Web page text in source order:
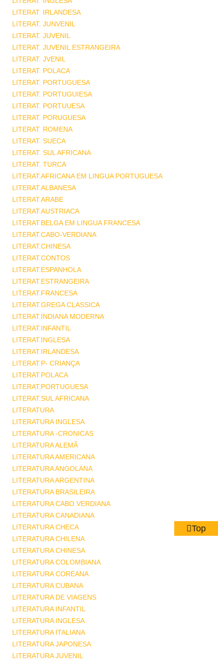
LITERAT. IRLANDESA
LITERAT. JUNVENIL
LITERAT. JUVENIL
LITERAT. JUVENIL ESTRANGEIRA
LITERAT. JVENIL
LITERAT. POLACA
LITERAT. PORTUGUESA
LITERAT. PORTUGUIESA
LITERAT. PORTUUESA
LITERAT. PORUGUESA
LITERAT. ROMENA
LITERAT. SUECA
LITERAT. SUL AFRICANA
LITERAT. TURCA
LITERAT.AFRICANA EM LINGUA PORTUGUESA
LITERAT.ALBANESA
LITERAT.ARABE
LITERAT.AUSTRIACA
LITERAT.BELGA EM LINGUA FRANCESA
LITERAT.CABO-VERDIANA
LITERAT.CHINESA
LITERAT.CONTOS
LITERAT.ESPANHOLA
LITERAT.ESTRANGEIRA
LITERAT.FRANCESA
LITERAT.GREGA CLASSICA
LITERAT.INDIANA MODERNA
LITERAT.INFANTIL
LITERAT.INGLESA
LITERAT.IRLANDESA
LITERAT.P- CRIANÇA
LITERAT.POLACA
LITERAT.PORTUGUESA
LITERAT.SUL AFRICANA
LITERATURA
LITERATURA INGLESA
LITERATURA -CRONICAS
LITERATURA ALEMÃ
LITERATURA AMERICANA
LITERATURA ANGOLANA
LITERATURA ARGENTINA
LITERATURA BRASILEIRA
LITERATURA CABO VERDIANA
LITERATURA CANADIANA
LITERATURA CHECA
LITERATURA CHILENA
LITERATURA CHINESA
LITERATURA COLOMBIANA
LITERATURA COREANA
LITERATURA CUBANA
LITERATURA DE VIAGENS
LITERATURA INFANTIL
LITERATURA INGLESA
LITERATURA ITALIANA
LITERATURA JAPONESA
LITERATURA JUVENIL
Top